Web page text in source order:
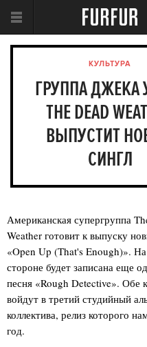
КУЛЬТУРА
ГРУППА ДЖЕКА
THE DEAD
ВЫПУСТИТ
СИНГЛ
Американская супергруппа
Weather готовит к выпуску
«Open Up (That's Enough)».
стороне будет записана еще
песня «Rough Detective». Обе
войдут в третий студийный
коллектива, релиз которого
год.